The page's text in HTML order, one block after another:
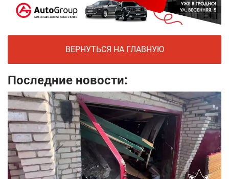
ВЕРНУТЬСЯ НА ГЛАВНУЮ
Последние новости: